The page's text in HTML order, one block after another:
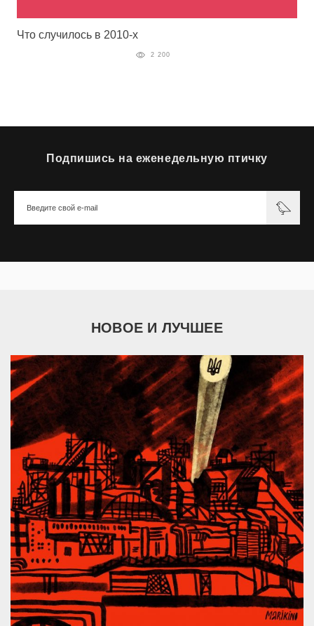
Что случилось в 2010-х
2 200
Подпишись на еженедельную птичку
НОВОЕ И ЛУЧШЕЕ